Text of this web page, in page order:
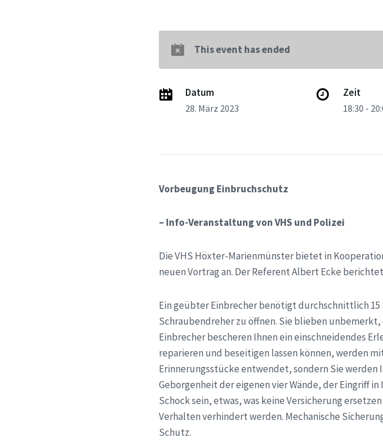
This event has ended
Datum
28. März 2023
Zeit
18:30 -
Vorbeugung Einbruchschutz
– Info-Veranstaltungvon VHS und Polizei
Die VHS Höxter-Marienmünster bietet in
neuen Vortrag an. Der Referent Albert Ecke
Ein geübter Einbrecher benötigt durchschnittlich
Schraubendreher zu öffnen. Sie blieben
Einbrecher bescheren Ihnen ein einschneidendes
reparieren und beseitigen lassen können, werden
Erinnerungsstücke entwendet, sondern Sie
Geborgenheit der eigenen vier Wände, der Eingriff
Schock sein, etwas, was keine Versicherung
Verhalten verhindert werden. Mechanische
Schutz.